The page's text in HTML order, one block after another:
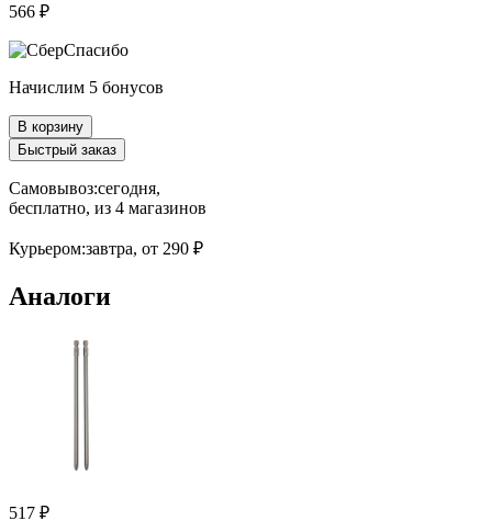
566 ₽
Начислим 5 бонусов
В корзину
Быстрый заказ
Самовывоз:сегодня,
бесплатно, из 4 магазинов
Курьером:завтра, от 290 ₽
Аналоги
517 ₽